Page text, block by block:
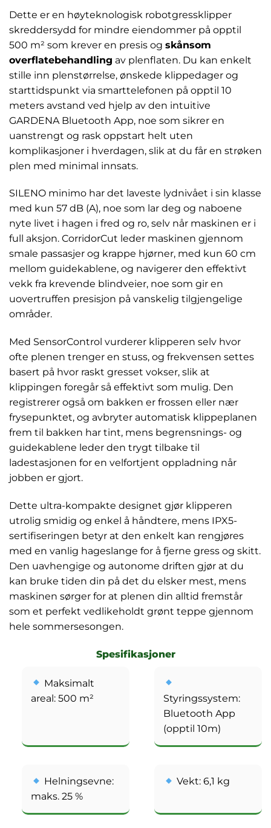
Dette er en høyteknologisk robotgressklipper
skreddersydd for mindre eiendommer på opptil
500 m² som krever en presis og skånsom
overflatebehandling av plenflaten. Du kan enkelt
stille inn plenstørrelse, ønskede klippedager og
starttidspunkt via smarttelefonen på opptil 10
meters avstand ved hjelp av den intuitive
GARDENA Bluetooth App, noe som sikrer en
uanstrengt og rask oppstart helt uten
komplikasjoner i hverdagen, slik at du får en strøken
plen med minimal innsats.
SILENO minimo har det laveste lydnivået i sin klasse
med kun 57 dB (A), noe som lar deg og naboene
nyte livet i hagen i fred og ro, selv når maskinen er i
full aksjon. CorridorCut leder maskinen gjennom
smale passasjer og krappe hjørner, med kun 60 cm
mellom guidekablene, og navigerer den effektivt
vekk fra krevende blindveier, noe som gir en
uovertruffen presisjon på vanskelig tilgjengelige
områder.
Med SensorControl vurderer klipperen selv hvor
ofte plenen trenger en stuss, og frekvensen settes
basert på hvor raskt gresset vokser, slik at
klippingen foregår så effektivt som mulig. Den
registrerer også om bakken er frossen eller nær
frysepunktet, og avbryter automatisk klippeplanen
frem til bakken har tint, mens begrensnings- og
guidekablene leder den trygt tilbake til
ladestasjonen for en velfortjent oppladning når
jobben er gjort.
Dette ultra-kompakte designet gjør klipperen
utrolig smidig og enkel å håndtere, mens IPX5-
sertifiseringen betyr at den enkelt kan rengjøres
med en vanlig hageslange for å fjerne gress og skitt.
Den uavhengige og autonome driften gjør at du
kan bruke tiden din på det du elsker mest, mens
maskinen sørger for at plenen din alltid fremstår
som et perfekt vedlikeholdt grønt teppe gjennom
hele sommersesongen.
Spesifikasjoner
Maksimalt
areal: 500 m²
Styringssystem:
Bluetooth App
(opptil 10m)
Helningsevne:
maks. 25 %
Vekt: 6,1 kg